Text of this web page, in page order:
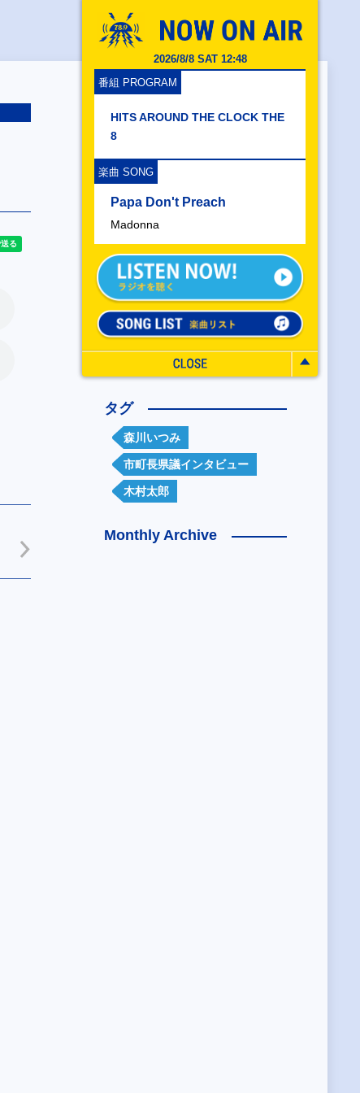
2026/8/8 SAT 12:48
番組 PROGRAM
HITS AROUND THE CLOCK THE
8
楽曲 SONG
Papa Don't Preach
Madonna
タグ
森川いつみ
市町長県議インタビュー
木村太郎
Monthly Archive